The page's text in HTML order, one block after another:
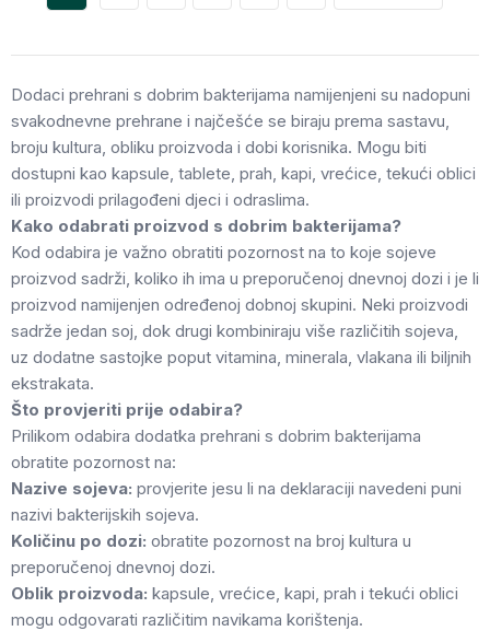
Dodaci prehrani s dobrim bakterijama namijenjeni su nadopuni
svakodnevne prehrane i najčešće se biraju prema sastavu,
broju kultura, obliku proizvoda i dobi korisnika. Mogu biti
dostupni kao kapsule, tablete, prah, kapi, vrećice, tekući oblici
ili proizvodi prilagođeni djeci i odraslima.
Kako odabrati proizvod s dobrim bakterijama?
Kod odabira je važno obratiti pozornost na to koje sojeve
proizvod sadrži, koliko ih ima u preporučenoj dnevnoj dozi i je li
proizvod namijenjen određenoj dobnoj skupini. Neki proizvodi
sadrže jedan soj, dok drugi kombiniraju više različitih sojeva,
uz dodatne sastojke poput vitamina, minerala, vlakana ili biljnih
ekstrakata.
Što provjeriti prije odabira?
Prilikom odabira dodatka prehrani s dobrim bakterijama
obratite pozornost na:
Nazive sojeva: provjerite jesu li na deklaraciji navedeni puni
nazivi bakterijskih sojeva.
Količinu po dozi: obratite pozornost na broj kultura u
preporučenoj dnevnoj dozi.
Oblik proizvoda: kapsule, vrećice, kapi, prah i tekući oblici
mogu odgovarati različitim navikama korištenja.